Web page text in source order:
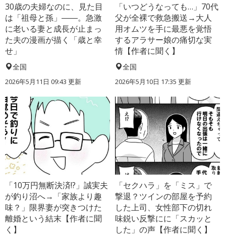
30歳の夫婦なのに、見た目
は「祖母と孫」――。急激
に老いる妻と成長が止まっ
た夫の漫画が描く「歳と幸
せ」
全国
2026年5月11日 09:43 更新
「いつどうなっても…」70代
父が全裸で救急搬送→大人
用オムツを手に最悪を覚悟
するアラサー娘の痛切な実
情【作者に聞く】
全国
2026年5月10日 17:35 更新
「10万円無断決済!?」誠実夫
が釣り沼へ→「家族より趣
味？」限界妻が突きつけた
離婚という結末【作者に聞
く】
「セクハラ」を「ミス」で
撃退？ツインの部屋を予約
した上司、女性部下の切れ
味鋭い反撃にに「スカッと
した」の声【作者に聞く】